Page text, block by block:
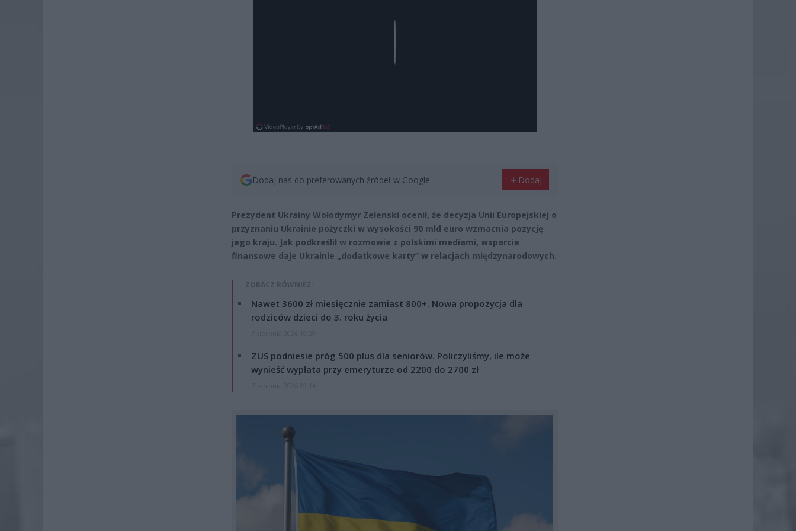
Dodaj nas do preferowanych źródeł w Google Dodaj
Prezydent Ukrainy Wołodymyr Zełenski ocenił, że decyzja Unii Europejskiej o
przyznaniu Ukrainie pożyczki w wysokości 90 mld euro wzmacnia pozycję
jego kraju. Jak podkreślił w rozmowie z polskimi mediami, wsparcie
finansowe daje Ukrainie „dodatkowe karty” w relacjach międzynarodowych.
ZOBACZ RÓWNIEŻ:
Nawet 3600 zł miesięcznie zamiast 800+. Nowa propozycja dla
rodziców dzieci do 3. roku życia
ZUS podniesie próg 500 plus dla seniorów. Policzyliśmy, ile może
wynieść wypłata przy emeryturze od 2200 do 2700 zł